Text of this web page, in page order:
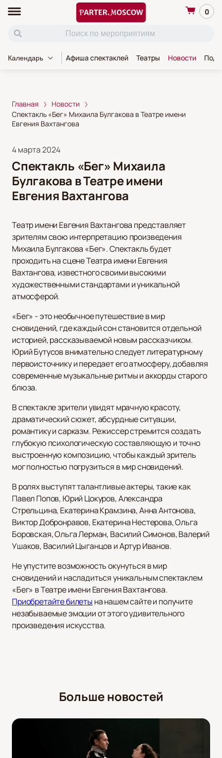
0
Календарь Афиша спектаклей Театры Новости
Главная
Новости
Спектакль «Бег» Михаила Булгакова в Театре имени
Евгения Вахтангова
4 марта 2024
Спектакль «Бег» Михаила
Булгакова в Театре имени
Евгения Вахтангова
Театр имени Евгения Вахтангова представляет
зрителям свою интерпретацию произведения
Михаила Булгакова «Бег». Спектакль будет
проходить на сцене Театра имени Евгения
Вахтангова, известного своими высокими
художественными стандартами и уникальной
атмосферой.
«Бег» - это необычное путешествие в мир
сновидений, где каждый сон становится отдельной
историей, рассказываемой новым рассказчиком.
Юрий Бутусов внимательно следует литературному
первоисточнику и передает его атмосферу, добавляя
современные музыкальные ритмы и аккорды старого
блюза.
В спектакле зрители увидят мрачную красоту,
драматический сюжет, абсурдные ситуации,
романтику и сарказм. Режиссер стремится создать
глубокую психологическую составляющую и точно
выстроенную композицию, чтобы каждый зритель
мог полностью погрузиться в мир сновидений.
В ролях выступят талантливые актеры, такие как
Павел Попов, Юрий Цокуров, Александра
Стрельцина, Екатерина Крамзина, Анна Антонова,
Виктор Добронравов, Екатерина Нестерова, Ольга
Боровская, Ольга Лерман, Василий Симонов, Валерий
Ушаков, Василий Цыганцов и Артур Иванов.
Не упустите возможность окунуться в мир
сновидений и насладиться уникальным спектаклем
«Бег» в Театре имени Евгения Вахтангова.
Приобретайте билеты на нашем сайте и получите
незабываемые эмоции от этого удивительного
произведения искусства.
Больше новостей